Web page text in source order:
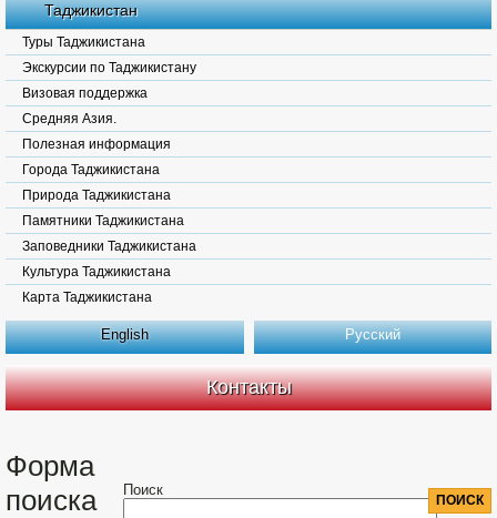
Таджикистан
Туры Таджикистана
Экскурсии по Таджикистану
Визовая поддержка
Средняя Азия.
Полезная информация
Города Таджикистана
Природа Таджикистана
Памятники Таджикистана
Заповедники Таджикистана
Культура Таджикистана
Карта Таджикистана
English Русский
Контакты
Форма
поиска
Поиск